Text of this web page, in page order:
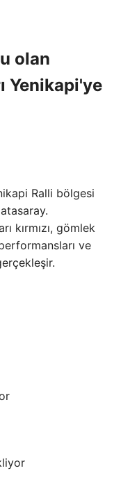
olan
Yenikapi'ye
Ralli bölgesi
kırmızı, gömlek
ve